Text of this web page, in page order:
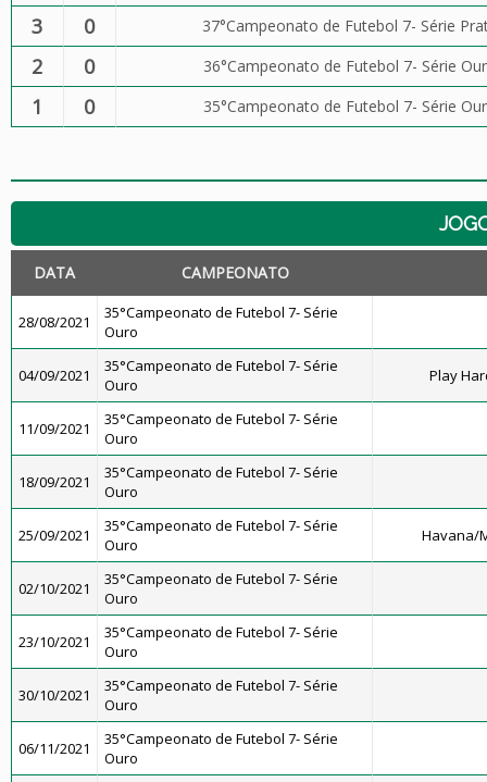
3 0 37°Campeonato de Futebol 7- Série
2 0 36°Campeonato de Futebol 7- Série
1 0 35°Campeonato de Futebol 7- Série
DATA CAMPEONATO
28/08/2021
35°Campeonato de Futebol 7- Série
Ouro
04/09/2021
35°Campeonato de Futebol 7- Série
Ouro
Play
11/09/2021
35°Campeonato de Futebol 7- Série
Ouro
18/09/2021
35°Campeonato de Futebol 7- Série
Ouro
25/09/2021
35°Campeonato de Futebol 7- Série
Ouro
Havana/
02/10/2021
35°Campeonato de Futebol 7- Série
Ouro
23/10/2021
35°Campeonato de Futebol 7- Série
Ouro
30/10/2021
35°Campeonato de Futebol 7- Série
Ouro
06/11/2021
35°Campeonato de Futebol 7- Série
Ouro